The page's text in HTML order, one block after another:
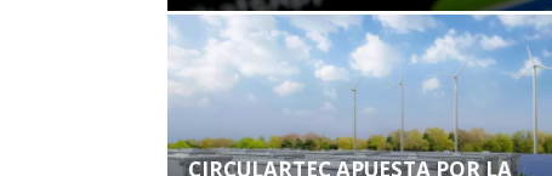
CIRCULARTEC APUESTA POR LA